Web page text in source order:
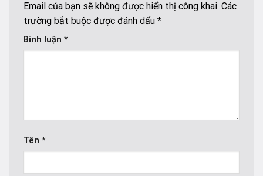
Email của bạn sẽ không được hiển thị công khai. Các
trường bắt buộc được đánh dấu *
Bình luận *
Tên *